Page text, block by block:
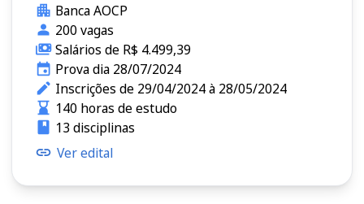
Banca AOCP
200 vagas
Salários de R$ 4.499,39
Prova dia 28/07/2024
Inscrições de 29/04/2024 à 28/05/2024
140 horas de estudo
13 disciplinas
Ver edital